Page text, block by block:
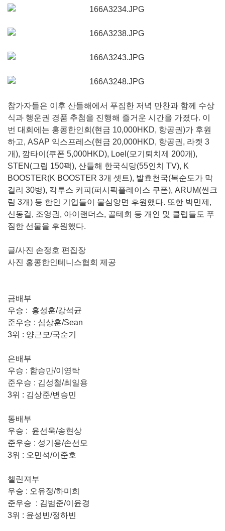
참가자들은 이후 산들해에서 푸짐한 저녁 만찬과 함께 수상
식과 행운권 경품 추첨을 진행해 즐거운 시간을 가졌다. 이
번 대회에는 홍콩한인회(현금 10,000HKD, 항공권)가 후원
하고, ASAP 익스프레스(현금 20,000HKD, 항공권, 라켓 3
개), 깜타이(쿠폰 5,000HKD), Loel(모기퇴치제 200개),
STEN(그립 150팩), 산들해 한국식당(55인치 TV), K
BOOSTER(K BOOSTER 3개 셋트), 발효천국(복순도가 막
걸리 30병), 칵투스 커피(퍼시픽플레이스 쿠폰), ARUM(썬크
림 3개) 등 한인 기업들이 물심양면 후원했다. 또한 박민제,
신동걸, 조영권, 아이랜더스, 골테회 등 개인 및 클럽들도 푸
짐한 선물을 후원했다.
글/사진 손정호 편집장
사진 홍콩한인테니스협회 제공
금배부
우승 : 홍성훈/강석균
준우승 : 심상훈/Sean
3위 : 양근모/국순기
은배부
우승 : 함승만/이영탁
준우승 : 김성철/최일용
3위 : 김상준/변승민
동배부
우승 : 윤선욱/송현상
준우승 : 성기용/손선모
3위 : 오민석/이준호
챌린져부
우승 : 오유정/하미희
준우승 : 김범준/이윤경
3위 : 윤성빈/정하빈